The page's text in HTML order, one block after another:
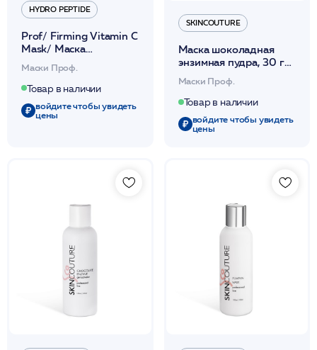
HYDRO PEPTIDE
Prof/ Firming Vitamin C
Mask/ Маска
уплотняющ.и
осветляющ.маска с
витамином С (в инд.уп.)
12шт /HP
Маски Проф.
Товар в наличии
войдите чтобы увидеть
цены
SKINCOUTURE
Маска шоколадная
энзимная пудра, 30 г
/CHOCOLATE ENZYME
MASK powder
/SKINCOUTURE*
Маски Проф.
Товар в наличии
войдите чтобы увидеть
цены